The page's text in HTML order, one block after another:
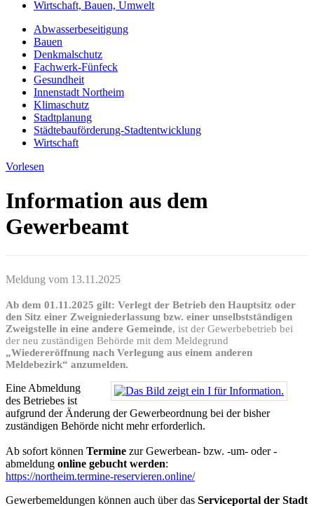
Wirtschaft, Bauen, Umwelt
Abwasserbeseitigung
Bauen
Denkmalschutz
Fachwerk-Fünfeck
Gesundheit
Innenstadt Northeim
Klimaschutz
Stadtplanung
Städtebauförderung-Stadtentwicklung
Wirtschaft
Vorlesen
Information aus dem
Gewerbeamt
Meldung vom 13.11.2025
Ab dem 01.11.2025 gilt: Verlegt der Betrieb den Hauptsitz oder
den Sitz einer Zweigniederlassung bzw. einer unselbstständigen
Zweigstelle in eine andere Gemeinde, ist der Gewerbebetrieb bei
der neu zuständigen Behörde mit dem Meldegrund
„Wiedereröffnung nach Verlegung aus einem anderen
Meldebezirk“ anzumelden.
Eine Abmeldung
des Betriebes ist
aufgrund der Änderung der Gewerbeordnung bei der bisher
zuständigen Behörde nicht mehr erforderlich.
Ab sofort können Termine zur Gewerbean- bzw. -um- oder -
abmeldung online gebucht werden:
https://northeim.termine-reservieren.online/
Gewerbemeldungen können auch über das Serviceportal der Stadt